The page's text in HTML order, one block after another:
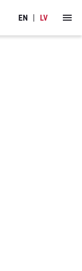
EN LV